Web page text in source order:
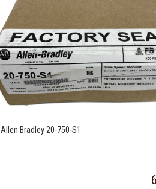
Allen Bradley 20-750-S1